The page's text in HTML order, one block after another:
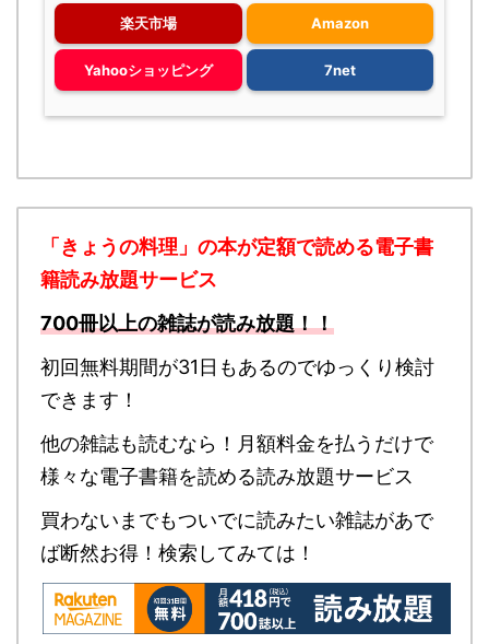
楽天市場 Amazon
Yahooショッピング 7net
「きょうの料理」の本が定額で読める電子書
籍読み放題サービス
700冊以上の雑誌が読み放題！！
初回無料期間が31日もあるのでゆっくり検討
できます！
他の雑誌も読むなら！月額料金を払うだけで
様々な電子書籍を読める読み放題サービス
買わないまでもついでに読みたい雑誌があで
ば断然お得！検索してみては！